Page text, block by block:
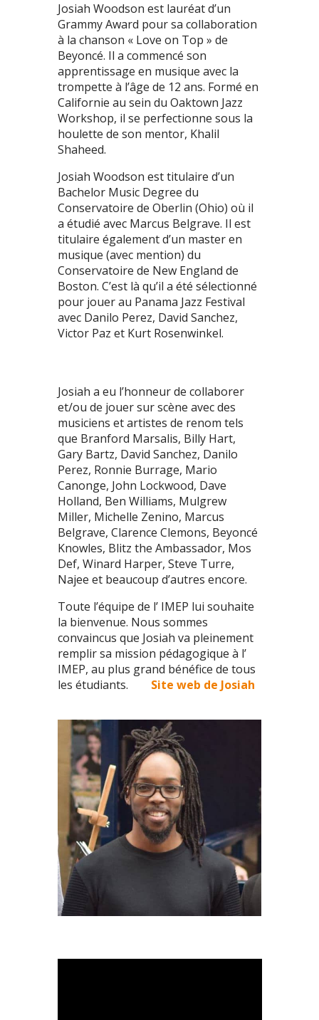
Josiah Woodson est lauréat d’un
Grammy Award pour sa collaboration
à la chanson « Love on Top » de
Beyoncé. Il a commencé son
apprentissage en musique avec la
trompette à l’âge de 12 ans. Formé en
Californie au sein du Oaktown Jazz
Workshop, il se perfectionne sous la
houlette de son mentor, Khalil
Shaheed.
Josiah Woodson est titulaire d’un
Bachelor Music Degree du
Conservatoire de Oberlin (Ohio) où il
a étudié avec Marcus Belgrave. Il est
titulaire également d’un master en
musique (avec mention) du
Conservatoire de New England de
Boston. C’est là qu’il a été sélectionné
pour jouer au Panama Jazz Festival
avec Danilo Perez, David Sanchez,
Victor Paz et Kurt Rosenwinkel.
Josiah a eu l’honneur de collaborer
et/ou de jouer sur scène avec des
musiciens et artistes de renom tels
que Branford Marsalis, Billy Hart,
Gary Bartz, David Sanchez, Danilo
Perez, Ronnie Burrage, Mario
Canonge, John Lockwood, Dave
Holland, Ben Williams, Mulgrew
Miller, Michelle Zenino, Marcus
Belgrave, Clarence Clemons, Beyoncé
Knowles, Blitz the Ambassador, Mos
Def, Winard Harper, Steve Turre,
Najee et beaucoup d’autres encore.
Toute l’équipe de l’ IMEP lui souhaite
la bienvenue. Nous sommes
convaincus que Josiah va pleinement
remplir sa mission pédagogique à l’
IMEP, au plus grand bénéfice de tous
les étudiants. Site web de Josiah